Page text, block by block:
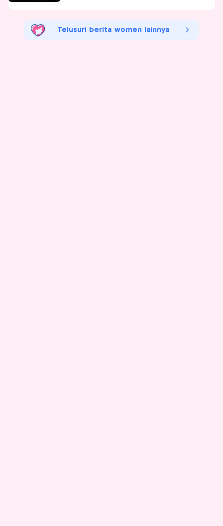
Telusuri berita women lainnya